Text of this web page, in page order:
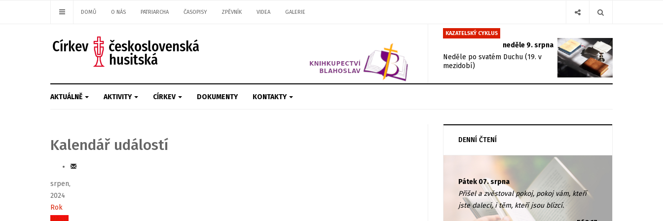
DOMŮ O NÁS PATRIARCHA ČASOPISY ZPĚVNÍK VIDEA GALERIE
KAZATELSKÝ CYKLUS
neděle 9. srpna
Neděle po svatém Duchu (19. v
mezidobí)
AKTUÁLNĚ AKTIVITY CÍRKEV DOKUMENTY KONTAKTY
Kalendář událostí
srpen,
2024
Rok
Měsíc
DENNÍ ČTENÍ
Pátek 07. srpna
Přišel a zvěstoval pokoj, pokoj vám, kteří
jste dalecí, i těm, kteří jsou blízcí.